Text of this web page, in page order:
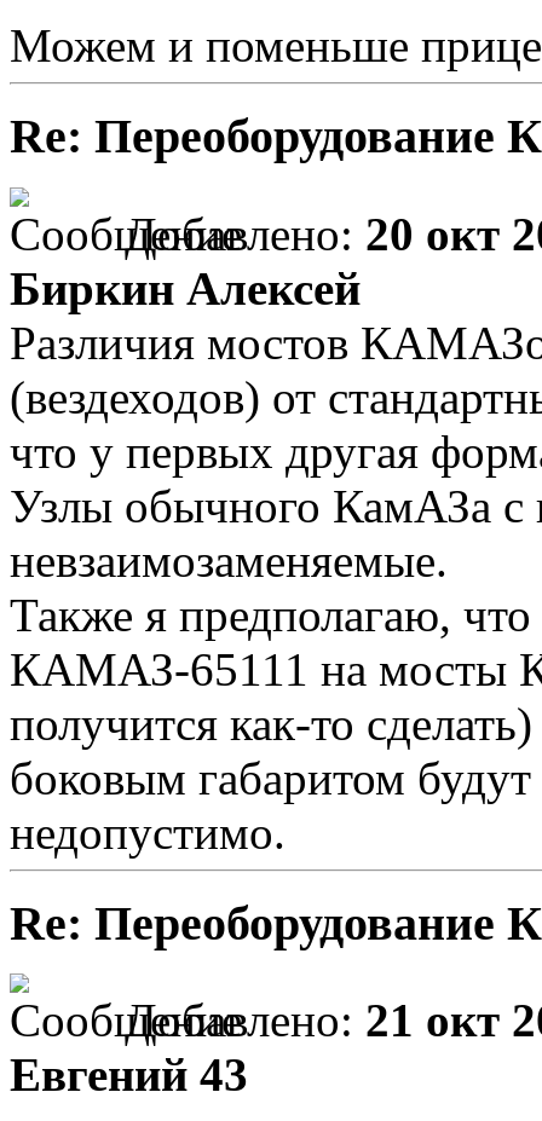
Можем и поменьше
Re: Переоборудование
Добавлено: 20 окт
Биркин Алексей
Различия мостов
(вездеходов) от
что у первых другая
Узлы обычного КамАЗа с
невзаимозаменяемые.
Также я предполагаю,
КАМАЗ-65111 на мосты
получится как-то
боковым габаритом
недопустимо.
Re: Переоборудование
Добавлено: 21 окт
Евгений 43